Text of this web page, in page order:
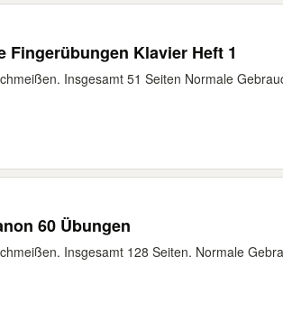
Fingerübungen Klavier Heft 1
Insgesamt 51 Seiten Normale
60 Übungen
Insgesamt 128 Seiten. Normale